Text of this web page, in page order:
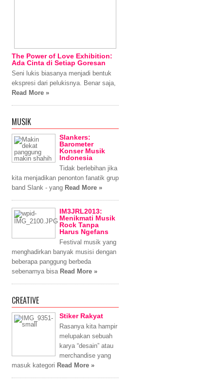
The Power of Love Exhibition:
Ada Cinta di Setiap Goresan
Seni lukis biasanya menjadi bentuk
ekspresi dari pelukisnya. Benar saja,
Read More »
MUSIK
Slankers:
Barometer
Konser Musik
Indonesia
Tidak berlebihan jika
kita menjadikan penonton fanatik grup
band Slank - yang Read More »
IM3JRL2013:
Menikmati Musik
Rock Tanpa
Harus Ngefans
Festival musik yang
menghadirkan banyak musisi dengan
beberapa panggung berbeda
sebenarnya bisa Read More »
CREATIVE
Stiker Rakyat
Rasanya kita hampir
melupakan sebuah
karya “desain” atau
merchandise yang
masuk kategori Read More »